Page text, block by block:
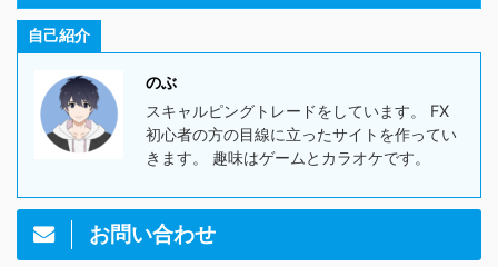
自己紹介
のぶ
スキャルピングトレードをしています。 FX
初心者の方の目線に立ったサイトを作ってい
きます。 趣味はゲームとカラオケです。
お問い合わせ